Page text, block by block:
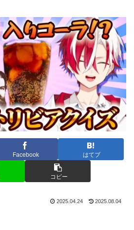
Facebook はてブ
コピー
2025.04.24 2025.08.04